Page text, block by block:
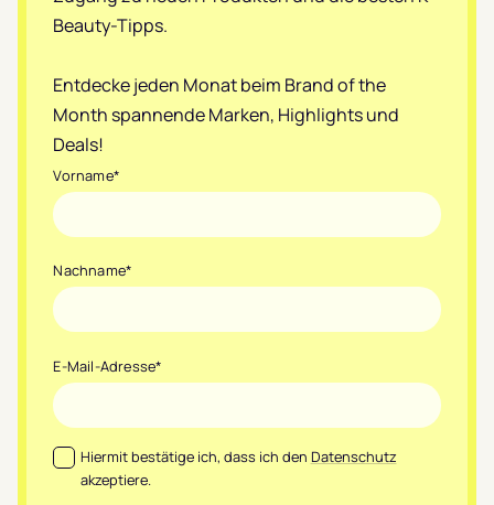
Beauty-Tipps.
Entdecke jeden Monat beim Brand of the
Month spannende Marken, Highlights und
Deals!
Vorname*
Nachname*
E-Mail-Adresse*
Datenschutz*
Hiermit bestätige ich, dass ich den Datenschutz
akzeptiere.